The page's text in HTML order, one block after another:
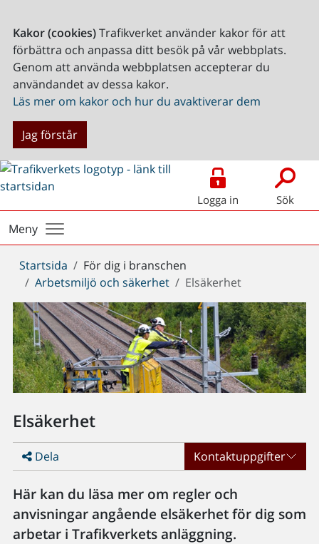
Kakor (cookies)Trafikverket använder kakor för att
förbättra och anpassa ditt besök på vår webbplats.
Genom att använda webbplatsen accepterar du
användandet av dessa kakor.
Läs mer om kakor och hur du avaktiverar dem
Jag förstår
Logga in Sök
Meny
Du
är
här:
Startsida
För dig i branschen
Arbetsmiljö och säkerhet
Elsäkerhet
Elsäkerhet
Dela Kontaktuppgifter
Här kan du läsa mer om regler och
anvisningar angående elsäkerhet för dig som
arbetar i Trafikverkets anläggning.